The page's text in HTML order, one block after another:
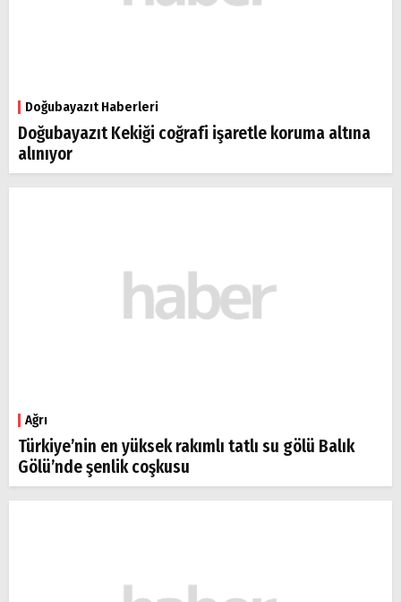
Doğubayazıt Haberleri
Doğubayazıt Kekiği coğrafi işaretle koruma altına
alınıyor
Ağrı
Türkiye’nin en yüksek rakımlı tatlı su gölü Balık
Gölü’nde şenlik coşkusu